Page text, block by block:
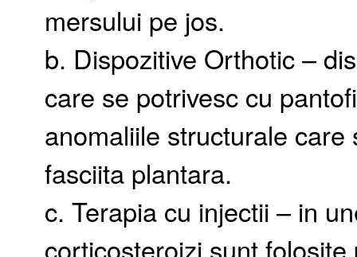
mersului pe jos.
b. Dispozitive Orthotic –
care se potrivesc cu
anomaliile structurale
fasciita plantara.
c. Terapia cu injectii – in
corticosteroizi sunt